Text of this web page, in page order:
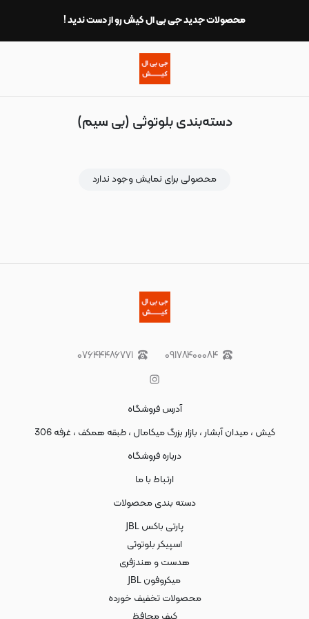
محصولات جدید جی بی ال کیش رو از دست ندید !
دسته‌بندی بلوتوثی (بی سیم)
محصولی برای نمایش وجود ندارد
۰۹۱۷۸۴۰۰۰۸۴ ۰۷۶۴۴۴۸۶۷۷۱
آدرس فروشگاه
کیش ، میدان آبشار ، بازار بزرگ میکامال ، طبقه همکف ، غرفه 306
درباره فروشگاه
ارتباط با ما
دسته بندی محصولات
پارتی باکس JBL
اسپیکر بلوتوثی
هدست و هندزفری
میکروفون JBL
محصولات تخفیف خورده